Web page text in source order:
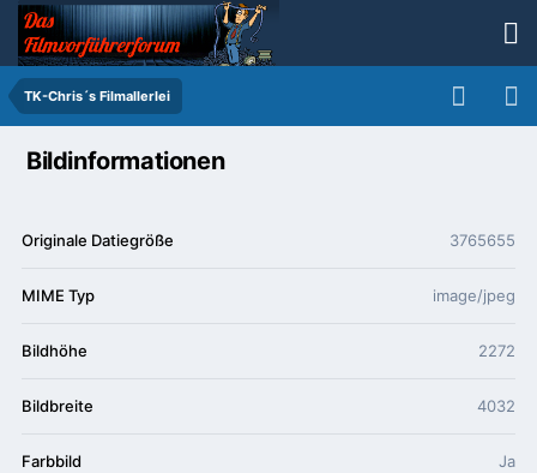
TK-Chris´s Filmallerlei
Bildinformationen
Originale Datiegröße 3765655
MIME Typ image/jpeg
Bildhöhe 2272
Bildbreite 4032
Farbbild Ja